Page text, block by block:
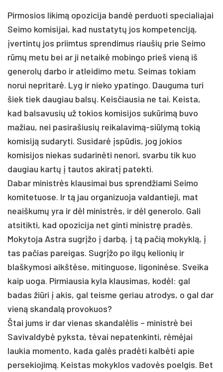
Pirmosios likimą opozicija bandė perduoti specialiajai
Seimo komisijai, kad nustatytų jos kompetenciją,
įvertintų jos priimtus sprendimus riaušių prie Seimo
rūmų metu bei ar ji netaikė mobingo prieš vieną iš
generolų darbo ir atleidimo metu. Seimas tokiam
norui nepritarė. Lyg ir nieko ypatingo. Dauguma turi
šiek tiek daugiau balsų. Keisčiausia ne tai. Keista,
kad balsavusių už tokios komisijos sukūrimą buvo
mažiau, nei pasirašiusių reikalavimą-siūlymą tokią
komisiją sudaryti. Susidarė įspūdis, jog jokios
komisijos niekas sudarinėti nenori, svarbu tik kuo
daugiau kartų į tautos akiratį patekti.
Dabar ministrės klausimai bus sprendžiami Seimo
komitetuose. Ir tą jau organizuoja valdantieji, mat
neaiškumų yra ir dėl ministrės, ir dėl generolo. Gali
atsitikti, kad opozicija net ginti ministrę pradės.
Mokytoja Astra sugrįžo į darbą, į tą pačią mokyklą, į
tas pačias pareigas. Sugrįžo po ilgų kelionių ir
blaškymosi aikštėse, mitinguose, ligoninėse. Sveika
kaip uoga. Pirmiausia kyla klausimas, kodėl: gal
badas žiūri į akis, gal teisme geriau atrodys, o gal dar
vieną skandalą provokuos?
Štai jums ir dar vienas skandalėlis – ministrė bei
Savivaldybė pyksta, tėvai nepatenkinti, rėmėjai
laukia momento, kada galės pradėti kalbėti apie
persekiojimą. Keistas mokyklos vadovės poelgis. Bet